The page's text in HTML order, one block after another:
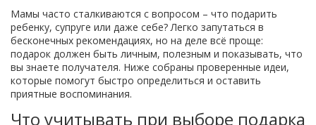
Мамы часто сталкиваются с вопросом – что подарить
ребенку, супруге или даже себе? Легко запутаться в
бесконечных рекомендациях, но на деле всё проще:
подарок должен быть личным, полезным и показывать, что
вы знаете получателя. Ниже собраны проверенные идеи,
которые помогут быстро определиться и оставить
приятные воспоминания.
Что учитывать при выборе подарка